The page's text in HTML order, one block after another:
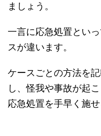
ましょう。
一言に応急処置とい
スが違います。
ケースごとの方法を
し、怪我や事故が起
応急処置を手早く施